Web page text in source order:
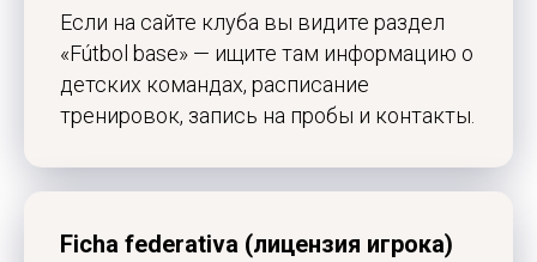
Если на сайте клуба вы видите раздел
«Fútbol base» — ищите там информацию о
детских командах, расписание
тренировок, запись на пробы и контакты.
Ficha federativa (лицензия игрока)